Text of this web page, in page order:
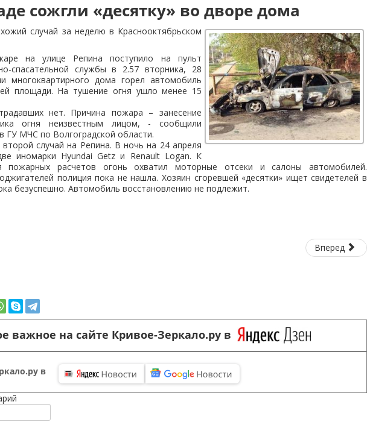
сожгли «десятку» во дворе дома
случай за неделю в Краснооктябрьском
на улице Репина поступило на пульт
спасательной службы в 2.57 вторника, 28
многоквартирного дома горел автомобиль
площади. На тушение огня ушло менее 15
нет. Причина пожара – занесение
огня неизвестным лицом, - сообщили
ГУ МЧС по Волгоградской области.
случай на Репина. В ночь на 24 апреля
иномарки Hyundai Getz и Renault Logan. К
пожарных расчетов огонь охватил моторные отсеки и салоны автомобилей.
полиция пока не нашла. Хозяин сгоревшей «десятки» ищет свидетелей в
безуспешно. Автомобиль восстановлению не подлежит.
Вперед
важное на сайте Кривое-Зеркало.ру в
в